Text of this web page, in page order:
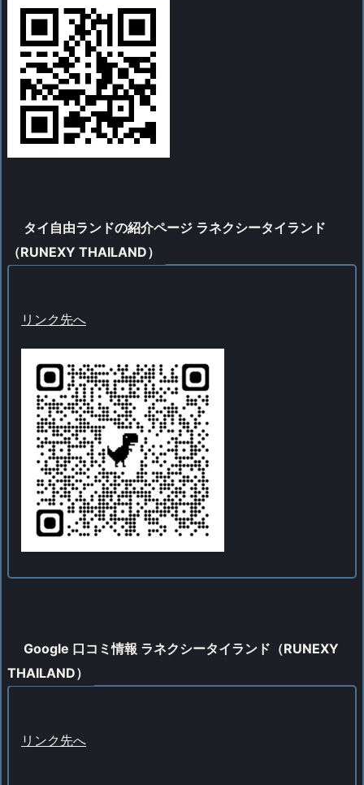
タイ自由ランドの紹介ページ ラネクシータイランド
（RUNEXY THAILAND）
リンク先へ
Google 口コミ情報 ラネクシータイランド（RUNEXY
THAILAND）
リンク先へ